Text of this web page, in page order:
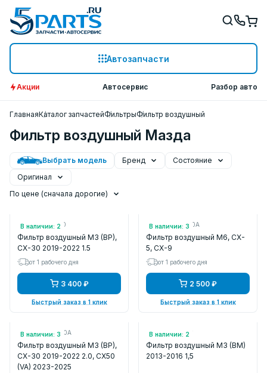
Автозапчасти
Акции Автосервис Разбор авто
ГлавнаяКаталог запчастейФильтрыФильтр воздушный
Фильтр воздушный Мазда
Выбрать модель Бренд
Состояние
Оригинал
По цене (сначала дорогие)
В наличии: 2
Арт.: S801133A0
Фильтр воздушный M3 (BP),
CX-30 2019-2022 1.5
от 1 рабочего дня
3 400 ₽
Быстрый заказ в 1 клик
В наличии: 3
Арт.: SH01133A0A
Фильтр воздушный M6, CX-
5, CX-9
от 1 рабочего дня
2 500 ₽
Быстрый заказ в 1 клик
В наличии: 3
Арт.: PAH9133A0A
Фильтр воздушный M3 (BP),
CX-30 2019-2022 2.0, CX50
(VA) 2023-2025
В наличии: 2
Арт.: P501133A0
Фильтр воздушный M3 (BM)
2013-2016 1,5